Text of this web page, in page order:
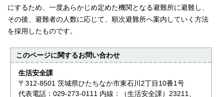
にするため、一度あらかじめ定めた機関となる避難所に避難し、
その後、避難者の人数に応じて、順次避難所へ案内していく方法
を採用したものです。
このページに関するお問い合わせ
生活安全課
〒312-8501 茨城県ひたちなか市東石川2丁目10番1号
代表電話：029-273-0111 内線：（生活安全課）23211、